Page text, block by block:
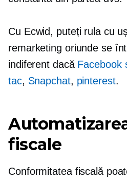
Cu Ecwid, puteți rula cu
remarketing oriunde se
indiferent dacă Facebook
tac, Snapchat, pinterest.
fiscale
Conformitatea fiscală